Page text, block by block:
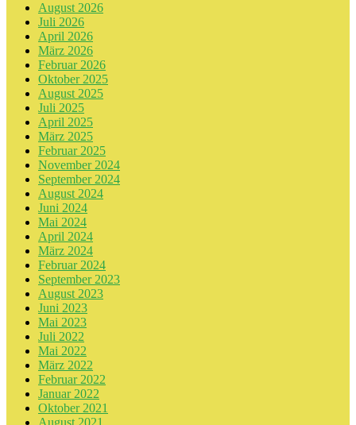
August 2026
Juli 2026
April 2026
März 2026
Februar 2026
Oktober 2025
August 2025
Juli 2025
April 2025
März 2025
Februar 2025
November 2024
September 2024
August 2024
Juni 2024
Mai 2024
April 2024
März 2024
Februar 2024
September 2023
August 2023
Juni 2023
Mai 2023
Juli 2022
Mai 2022
März 2022
Februar 2022
Januar 2022
Oktober 2021